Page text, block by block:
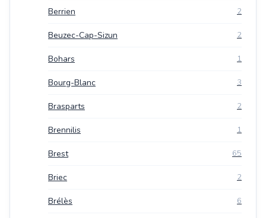
Berrien 2
Beuzec-Cap-Sizun 2
Bohars 1
Bourg-Blanc 3
Brasparts 2
Brennilis 1
Brest 65
Briec 2
Brélès 6